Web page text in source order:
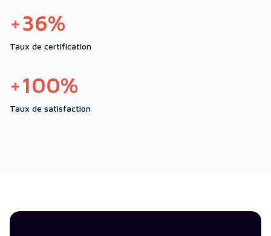
+36%
Taux de certification
+100%
Taux de satisfaction